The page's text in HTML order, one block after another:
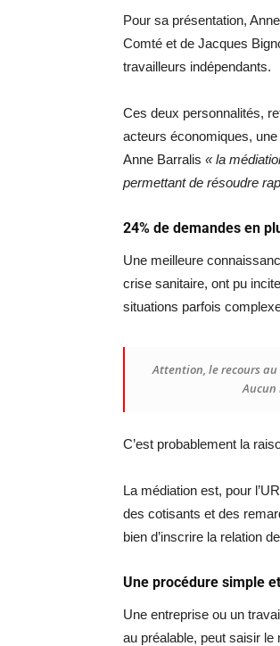
Pour sa présentation,
Comté et de Jacques
travailleurs indépendants.
Ces deux personnalités,
acteurs économiques,
Anne Barralis « la
permettant de résoudre
24% de demandes en
Une meilleure
crise sanitaire, ont pu
situations parfois
Attention, le recours au
C’est probablement la
La médiation est, pour
des cotisants et des
bien d’inscrire la relation
Une procédure simple
Une entreprise ou un
au préalable, peut saisir